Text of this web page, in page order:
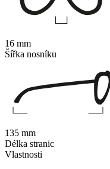
Vlastnosti
16 mm
Šířka nosníku
135 mm
Délka stranic